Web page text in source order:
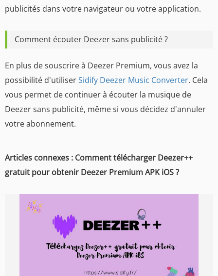
publicités dans votre navigateur ou votre application.
Comment écouter Deezer sans publicité ?
En plus de souscrire à Deezer Premium, vous avez la
possibilité d'utiliserSidify Deezer Music Converter. Cela
vous permet de continuer à écouter la musique de
Deezer sans publicité, même si vous décidez d'annuler
votre abonnement.
Articles connexes : Comment télécharger Deezer++
gratuit pour obtenir Deezer Premium APK iOS ?